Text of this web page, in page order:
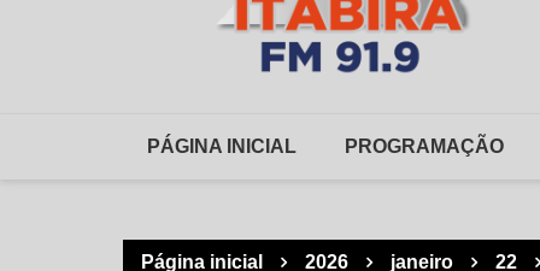
PÁGINA INICIAL PROGRAMAÇÃO
Página inicial 2026 janeiro 22